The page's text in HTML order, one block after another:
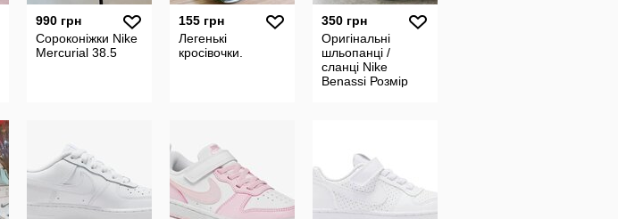
990 грн
Сороконіжки Nike
Mercurial 38.5
155 грн
Легенькі
кросівочки.
350 грн
Оригінальні
шльопанці /
сланці Nike
Benassi Розмір